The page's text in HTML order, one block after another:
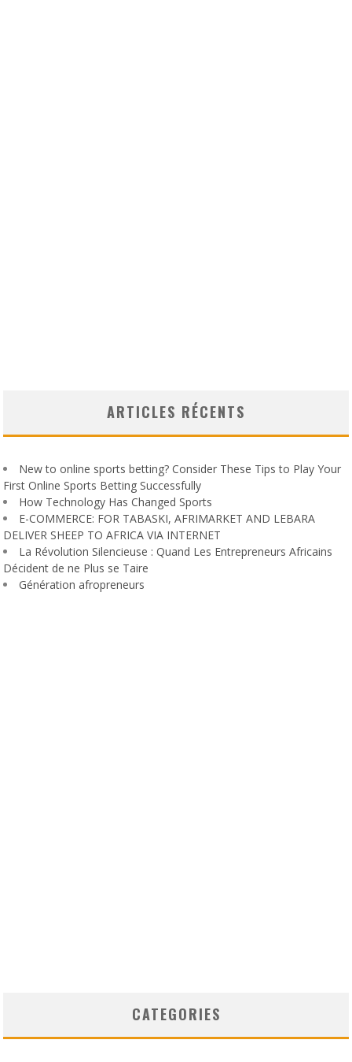
ARTICLES RÉCENTS
New to online sports betting? Consider These Tips to Play Your
First Online Sports Betting Successfully
How Technology Has Changed Sports
E-COMMERCE: FOR TABASKI, AFRIMARKET AND LEBARA
DELIVER SHEEP TO AFRICA VIA INTERNET
La Révolution Silencieuse : Quand Les Entrepreneurs Africains
Décident de ne Plus se Taire
Génération afropreneurs
CATEGORIES